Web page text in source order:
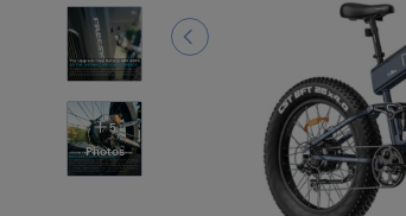
5
Photos